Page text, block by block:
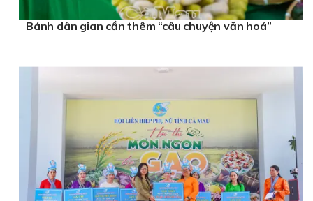
Bánh dân gian cần thêm “câu chuyện văn hoá”